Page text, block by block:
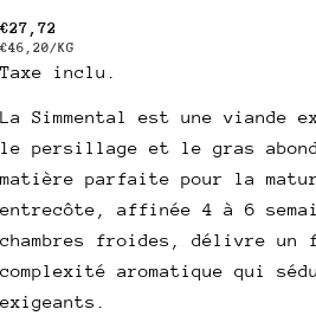
Prix
habituel
€27,72
PRIX
UNITAIRE
€46,20/PAR
KG
Taxe inclu.
La Simmental est une viande
le persillage et le gras
matière parfaite pour la
entrecôte, affinée 4 à 6
chambres froides, délivre un
complexité aromatique qui
exigeants.
Partager ce produit
Partager
Partager
nom
Votre
email
Votre
téléphone
message